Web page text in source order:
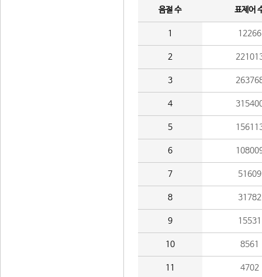
음절 수 표제어
1 12266
2
3
4
5
6
7 51609
8 31782
9 15531
10 8561
11 4702